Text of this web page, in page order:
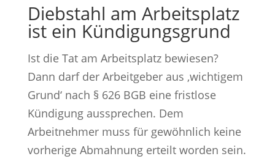
Diebstahl am Arbeitsplatz
ist ein Kündigungsgrund
Ist die Tat am Arbeitsplatz bewiesen?
Dann darf der Arbeitgeber aus ‚wichtigem
Grund‘ nach § 626 BGB eine fristlose
Kündigung aussprechen. Dem
Arbeitnehmer muss für gewöhnlich keine
vorherige Abmahnung erteilt worden sein.